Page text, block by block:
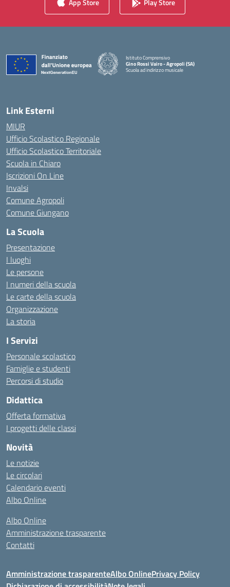
Istituto Comprensivo
Gino Rossi Vairo - Agropoli (SA)
Scuola ad indirizzo musicale
Link Esterni
MIUR
Ufficio Scolastico Regionale
Ufficio Scolastico Territoriale
Scuola in Chiaro
Iscrizioni On Line
Invalsi
Comune Agropoli
Comune Giungano
La Scuola
Presentazione
I luoghi
Le persone
I numeri della scuola
Le carte della scuola
Organizzazione
La storia
I Servizi
Personale scolastico
Famiglie e studenti
Percorsi di studio
Didattica
Offerta formativa
I progetti delle classi
Novità
Le notizie
Le circolari
Calendario eventi
Albo Online
Albo Online
Amministrazione trasparente
Contatti
Amministrazione trasparenteAlbo OnlinePrivacy Policy